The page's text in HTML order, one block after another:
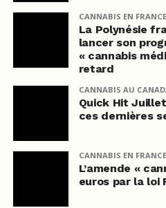
CANNABIS EN FRANCE
La Polynésie
lancer son
« cannabis
retard
CANNABIS AU
Quick Hit
ces dernières
CANNABIS EN FRANCE
L’amende «
euros par la loi